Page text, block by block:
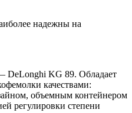
надежны на
DeLonghi KG 89. Обладает
качествами:
объемным контейнером
регулировки степени